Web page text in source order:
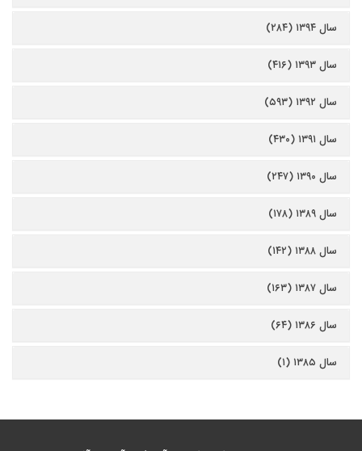
سال ۱۳۹۴ (۲۸۴)
سال ۱۳۹۳ (۴۱۶)
سال ۱۳۹۲ (۵۹۳)
سال ۱۳۹۱ (۴۳۰)
سال ۱۳۹۰ (۲۴۷)
سال ۱۳۸۹ (۱۷۸)
سال ۱۳۸۸ (۱۴۲)
سال ۱۳۸۷ (۱۶۳)
سال ۱۳۸۶ (۶۴)
سال ۱۳۸۵ (۱)